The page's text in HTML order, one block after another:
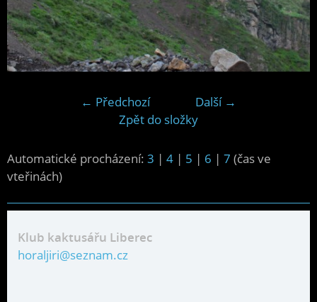
← Předchozí
Další →
Zpět do složky
Automatické procházení: 3 | 4 | 5 | 6 | 7 (čas ve
vteřinách)
Klub kaktusářu Liberec
horaljiri@seznam.cz